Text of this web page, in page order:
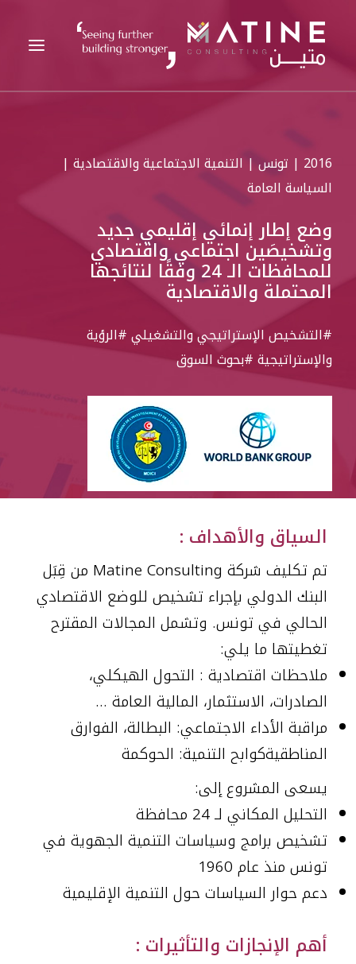
الخدمات المقدمة
القطاعات
المراجع
التحليلات
الوظائف
اتصل بنا
2016 | تونس | التنمية الاجتماعية والاقتصادية |
السياسة العامة
وضع إطار إنمائي إقليمي جديد
وتشخيصَين اجتماعي واقتصادي
للمحافظات الـ 24 وفقًا لنتائجها
المحتملة والاقتصادية
#التشخيص الإستراتيجي والتشغيلي#الرؤية
والإستراتيجية#بحوث السوق
السياق والأهداف :
تم تكليف شركة Matine Consulting من قِبَل
البنك الدولي بإجراء تشخيص للوضع الاقتصادي
الحالي في تونس. وتشمل المجالات المقترح
تغطيتها ما يلي:
ملاحظات اقتصادية : التحول الهيكلي،
الصادرات، الاستثمار، المالية العامة …
مراقبة الأداء الاجتماعي: البطالة، الفوارق
المناطقيةكوابح التنمية: الحوكمة
يسعى المشروع إلى:
التحليل المكاني لـ 24 محافظة
تشخيص برامج وسياسات التنمية الجهوية في
تونس منذ عام 1960
دعم حوار السياسات حول التنمية الإقليمية
أهم الإنجازات والتأثيرات :